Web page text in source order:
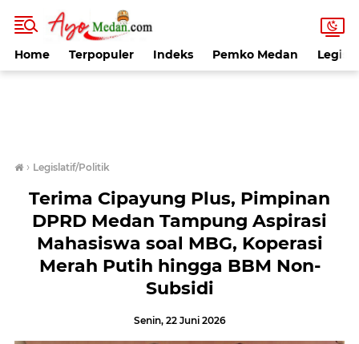
Home Terpopuler Indeks Pemko Medan
› Legislatif/Politik
Terima Cipayung Plus, Pimpinan
DPRD Medan Tampung Aspirasi
Mahasiswa soal MBG, Koperasi
Merah Putih hingga BBM Non-
Subsidi
Senin, 22 Juni 2026